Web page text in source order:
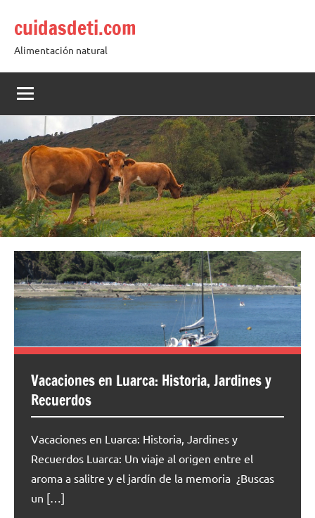
contenido
cuidasdeti.com
Alimentación natural
Vacaciones en Luarca: Historia, Jardines y
Recuerdos
Vacaciones en Luarca: Historia, Jardines y
Recuerdos Luarca: Un viaje al origen entre el
aroma a salitre y el jardín de la memoria ¿Buscas
un […]